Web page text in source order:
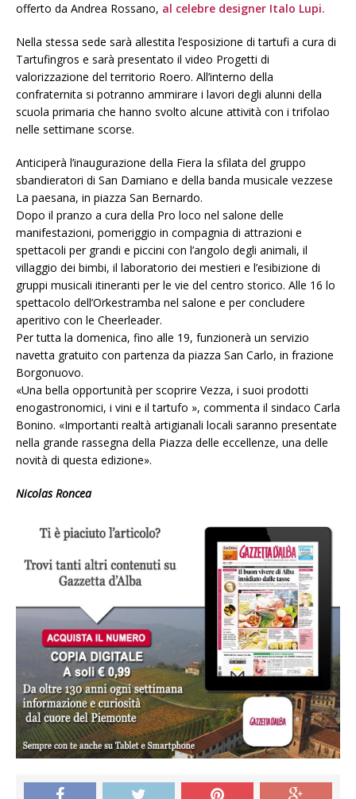
offerto da Andrea Rossano, al celebre designer Italo Lupi.
Nella stessa sede sarà allestita l’esposizione di tartufi a cura di
Tartufingros e sarà presentato il video Progetti di
valorizzazione del territorio Roero. All’interno della
confraternita si potranno ammirare i lavori degli alunni della
scuola primaria che hanno svolto alcune attività con i trifolao
nelle settimane scorse.
Anticiperà l’inaugurazione della Fiera la sfilata del gruppo
sbandieratori di San Damiano e della banda musicale vezzese
La paesana, in piazza San Bernardo.
Dopo il pranzo a cura della Pro loco nel salone delle
manifestazioni, pomeriggio in compagnia di attrazioni e
spettacoli per grandi e piccini con l’angolo degli animali, il
villaggio dei bimbi, il laboratorio dei mestieri e l’esibizione di
gruppi musicali itineranti per le vie del centro storico. Alle 16 lo
spettacolo dell’Orkestramba nel salone e per concludere
aperitivo con le Cheerleader.
Per tutta la domenica, fino alle 19, funzionerà un servizio
navetta gratuito con partenza da piazza San Carlo, in frazione
Borgonuovo.
«Una bella opportunità per scoprire Vezza, i suoi prodotti
enogastronomici, i vini e il tartufo », commenta il sindaco Carla
Bonino. «Importanti realtà artigianali locali saranno presentate
nella grande rassegna della Piazza delle eccellenze, una delle
novità di questa edizione».
Nicolas Roncea